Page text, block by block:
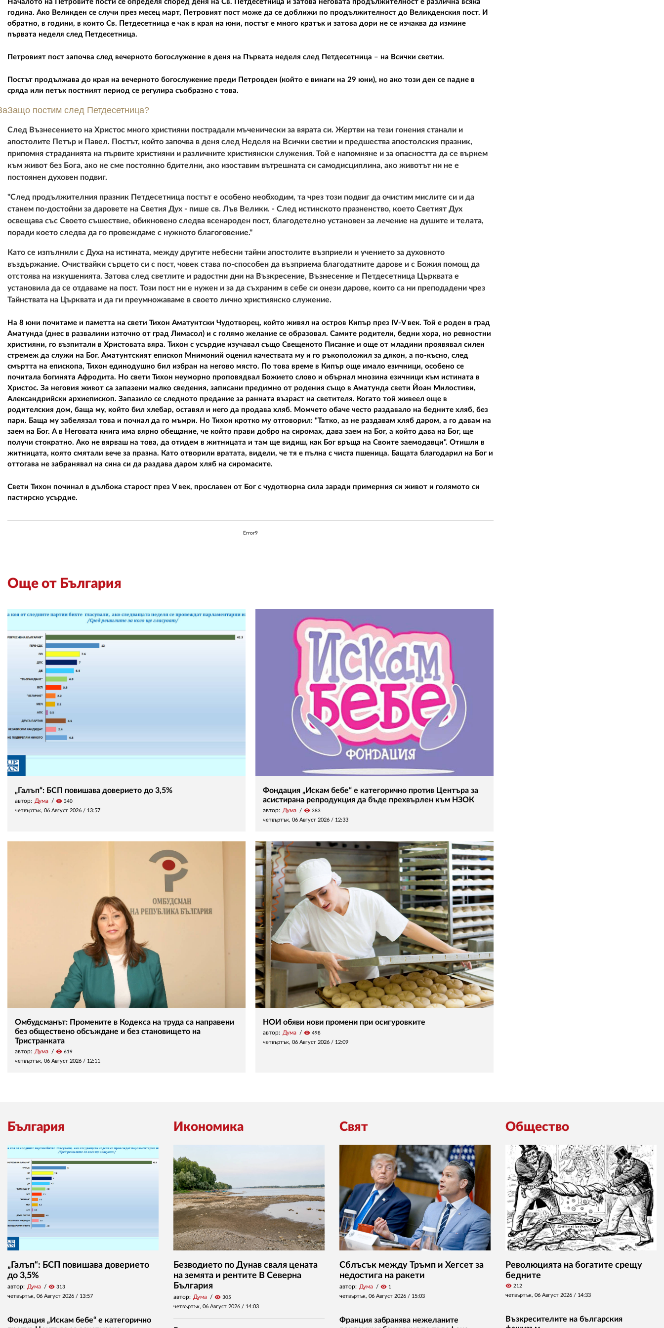
Началото на Петровите пости се определя според деня на Св. Петдесетница и затова неговата продължителност е различна всяка
година. Ако Великден се случи през месец март, Петровият пост може да се доближи по продължителност до Великденския пост. И
обратно, в години, в които Св. Петдесетница е чак в края на юни, постът е много кратък и затова дори не се изчаква да измине
първата неделя след Петдесетница.
Петровият пост започва след вечерното богослужение в деня на Първата неделя след Петдесетница – на Всички светии.
Постът продължава до края на вечерното богослужение преди Петровден (който е винаги на 29 юни), но ако този ден се падне в
сряда или петък постният период се регулира съобразно с това.
постим след Петдесетница?
След Възнесението на Христос много християни пострадали мъченически за вярата си. Жертви на тези гонения станали и
апостолите Петър и Павел. Постът, който започва в деня след Неделя на Всички светии и предшества апостолския празник,
припомня страданията на първите християни и различните християнски служения. Той е напомняне и за опасността да се върнем
към живот без Бога, ако не сме постоянно бдителни, ако изоставим вътрешната си самодисциплина, ако животът ни не е
постоянен духовен подвиг.
"След продължителния празник Петдесетница постът е особено необходим, та чрез този подвиг да очистим мислите си и да
станем по-достойни за даровете на Светия Дух - пише св. Лъв Велики. - След истинското празненство, което Светият Дух
освещава със Своето съшествие, обикновено следва всенароден пост, благодетелно установен за лечение на душите и телата,
поради което следва да го провеждаме с нужното благоговение."
Като се изпълнили с Духа на истината, между другите небесни тайни апостолите възприели и учението за духовното
въздържание. Очиствайки сърцето си с пост, човек става по-способен да възприема благодатните дарове и с Божия помощ да
отстоява на изкушенията. Затова след светлите и радостни дни на Възкресение, Възнесение и Петдесетница Църквата е
установила да се отдаваме на пост. Този пост ни е нужен и за да съхраним в себе си онези дарове, които са ни преподадени чрез
Тайнствата на Църквата и да ги преумножаваме в своето лично християнско служение.
На 8 юни почитаме и паметта на свети Тихон Аматунтски Чудотворец, който живял на остров Кипър през IV-V век. Той е роден в град
Аматунда (днес в развалини източно от град Лимасол) и с голямо желание се образовал. Самите родители, бедни хора, но ревностни
християни, го възпитали в Христовата вяра. Тихон с усърдие изучавал също Свещеното Писание и още от младини проявявал силен
стремеж да служи на Бог. Аматунтският епископ Мнимоний оценил качествата му и го ръкоположил за дякон, а по-късно, след
смъртта на епископа, Тихон единодушно бил избран на негово място. По това време в Кипър още имало езичници, особено се
почитала богинята Афродита. Но свети Тихон неуморно проповядвал Божието слово и обърнал мнозина езичници към истината в
Христос. За неговия живот са запазени малко сведения, записани предимно от родения също в Аматунда свети Йоан Милостиви,
Александрийски архиепископ. Запазило се следното предание за ранната възраст на светителя. Когато той живеел още в
родителския дом, баща му, който бил хлебар, оставял и него да продава хляб. Момчето обаче често раздавало на бедните хляб, без
пари. Баща му забелязал това и почнал да го мъмри. Но Тихон кротко му отговорил: "Татко, аз не раздавам хляб даром, а го давам на
заем на Бог. А в Неговата книга има вярно обещание, че който прави добро на сиромах, дава заем на Бог, а който дава на Бог, ще
получи стократно. Ако не вярваш на това, да отидем в житницата и там ще видиш, как Бог връща на Своите заемодавци". Отишли в
житницата, която смятали вече за празна. Като отворили вратата, видели, че тя е пълна с чиста пшеница. Бащата благодарил на Бог и
оттогава не забранявал на сина си да раздава даром хляб на сиромасите.
Свети Тихон починал в дълбока старост през V век, прославен от Бог с чудотворна сила заради примерния си живот и голямото си
пастирско усърдие.
Error9
Още от България
„Галъп“: БСП повишава доверието до 3,5%
автор: Дума visibility 340
четвъртък, 06 Август 2026 / 13:57
Фондация „Искам бебе“ е категорично против Центъра за
асистирана репродукция да бъде прехвърлен към НЗОК
автор: Дума visibility 383
четвъртък, 06 Август 2026 / 12:33
Омбудсманът: Промените в Кодекса на труда са направени
без обществено обсъждане и без становището на
Тристранката
автор: Дума visibility 619
четвъртък, 06 Август 2026 / 12:11
НОИ обяви нови промени при осигуровките
автор: Дума visibility 498
четвъртък, 06 Август 2026 / 12:09
България
„Галъп“: БСП повишава доверието
до 3,5%
автор: Дума visibility 313
четвъртък, 06 Август 2026 / 13:57
Фондация „Искам бебе“ е категорично
Икономика
Безводието по Дунав сваля цената
на земята и рентите В Северна
България
автор: Дума visibility 305
четвъртък, 06 Август 2026 / 14:03
Свят
Сблъсък между Тръмп и Хегсет за
недостига на ракети
автор: Дума visibility 1
четвъртък, 06 Август 2026 / 15:03
Франция забранява нежеланите
Общество
Революцията на богатите срещу
бедните
visibility 212
четвъртък, 06 Август 2026 / 14:33
Възкресителите на българския